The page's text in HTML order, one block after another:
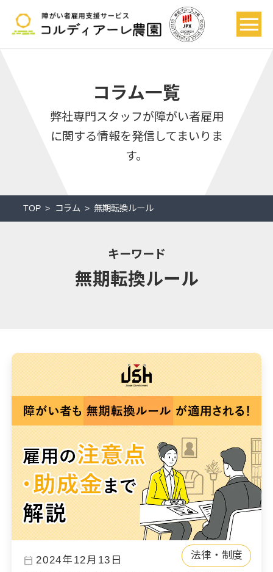
コラム一覧
弊社専門スタッフが障がい者雇用
に関する情報を発信してまいりま
す。
TOP コラム 無期転換ルール
キーワード
無期転換ルール
calendar_today 2024年12月13日 法律・制度